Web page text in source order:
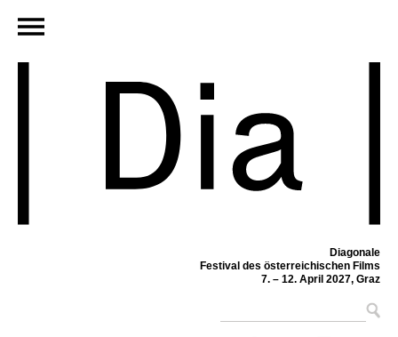
Diagonale
Festival des österreichischen Films
7. – 12. April 2027, Graz